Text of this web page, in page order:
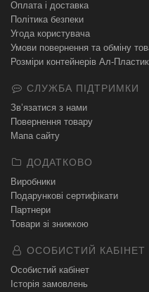
Оплата і доставка
Політика безпеки
Угода користувача
Умови повернення та обміну
Розміри контейнерів Ал-Пластик
СЛУЖБА ПІДТРИМКИ
Зв’язатися з нами
Повернення товару
Мапа сайту
ДОДАТКОВО
Виробники
Подарункові сертифікати
Партнери
Товари зі знижкою
ОСОБИСТИЙ КАБІНЕТ
Особистий кабінет
Історія замовлень